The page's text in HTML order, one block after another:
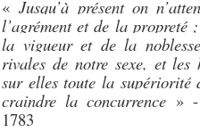
«Jusqu’à présent on
l’agrément et de la propreté
la vigueur et de la
rivales de notre sexe, et les
sur elles toute la supériorité
craindre la concurrence» -
1783